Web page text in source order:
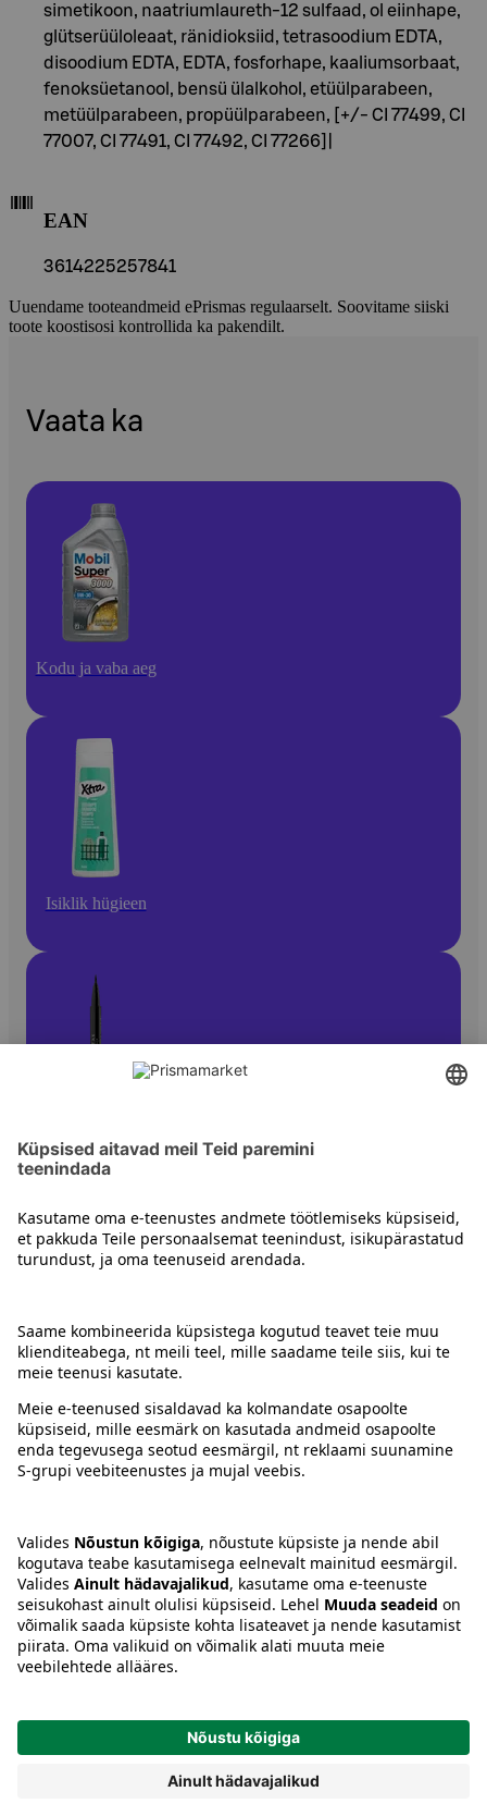
simetikoon, naatriumlaureth-12 sulfaad, ol eiinhape,
glütserüüloleaat, ränidioksiid, tetrasoodium EDTA,
disoodium EDTA, EDTA, fosforhape, kaaliumsorbaat,
fenoksüetanool, bensü ülalkohol, etüülparabeen,
metüülparabeen, propüülparabeen, [+/- CI 77499, CI
77007, CI 77491, CI 77492, CI 77266]|
EAN
3614225257841
Uuendame tooteandmeid ePrismas regulaarselt. Soovitame siiski
toote koostisosi kontrollida ka pakendilt.
Vaata ka
Kodu ja vaba aeg
Isiklik hügieen
Silmameik
Juhised
Tingimused
Keel:ETENRU